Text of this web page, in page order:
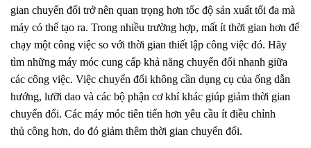
gian chuyển đổi trở nên quan trọng hơn tốc độ sản xuất tối đa mà
máy có thể tạo ra. Trong nhiều trường hợp, mất ít thời gian hơn để
chạy một công việc so với thời gian thiết lập công việc đó. Hãy
tìm những máy móc cung cấp khả năng chuyển đổi nhanh giữa
các công việc. Việc chuyển đổi không cần dụng cụ của ống dẫn
hướng, lưỡi dao và các bộ phận cơ khí khác giúp giảm thời gian
chuyển đổi. Các máy móc tiên tiến hơn yêu cầu ít điều chỉnh
thủ công hơn, do đó giảm thêm thời gian chuyển đổi.